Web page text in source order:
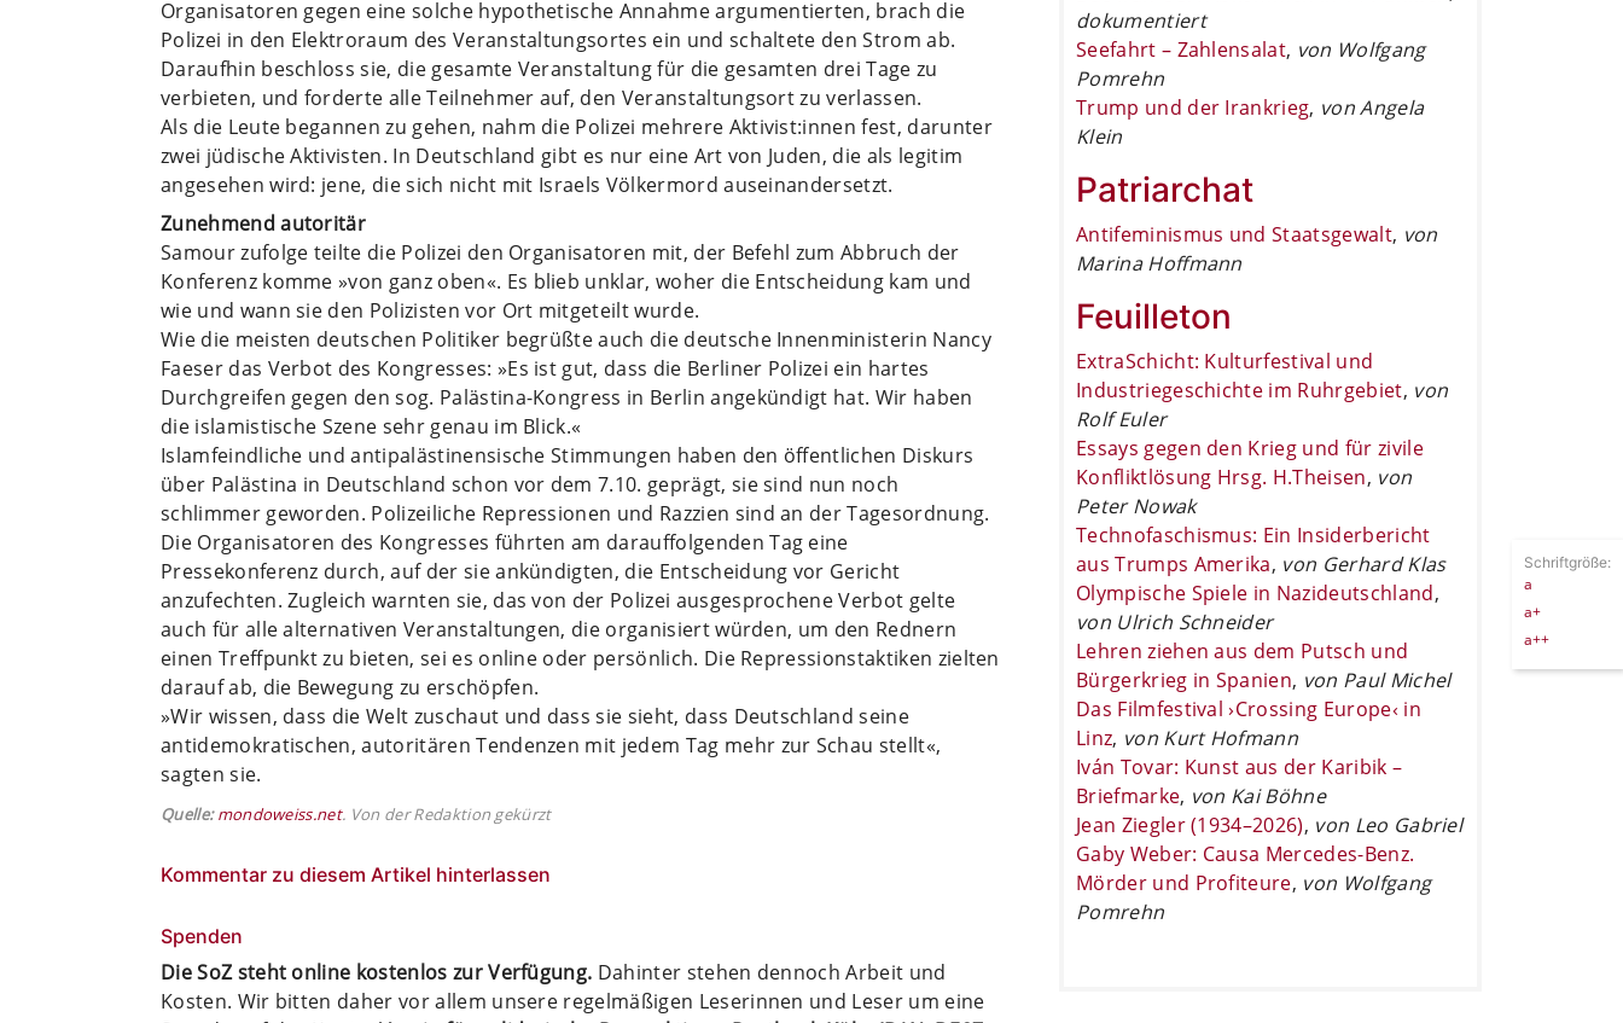
Organisatoren gegen eine solche hypothetische Annahme argumentierten, brach die
Polizei in den Elektroraum des Veranstaltungsortes ein und schaltete den Strom ab.
Daraufhin beschloss sie, die gesamte Veranstaltung für die gesamten drei Tage zu
verbieten, und forderte alle Teilnehmer auf, den Veranstaltungsort zu verlassen.
Als die Leute begannen zu gehen, nahm die Polizei mehrere Aktivist:innen fest, darunter
zwei jüdische Aktivisten. In Deutschland gibt es nur eine Art von Juden, die als legitim
angesehen wird: jene, die sich nicht mit Israels Völkermord auseinandersetzt.
Zunehmend autoritär
Samour zufolge teilte die Polizei den Organisatoren mit, der Befehl zum Abbruch der
Konferenz komme »von ganz oben«. Es blieb unklar, woher die Entscheidung kam und
wie und wann sie den Polizisten vor Ort mitgeteilt wurde.
Wie die meisten deutschen Politiker begrüßte auch die deutsche Innenministerin Nancy
Faeser das Verbot des Kongresses: »Es ist gut, dass die Berliner Polizei ein hartes
Durchgreifen gegen den sog. Palästina-Kongress in Berlin angekündigt hat. Wir haben
die islamistische Szene sehr genau im Blick.«
Islamfeindliche und antipalästinensische Stimmungen haben den öffentlichen Diskurs
über Palästina in Deutschland schon vor dem 7.10. geprägt, sie sind nun noch
schlimmer geworden. Polizeiliche Repressionen und Razzien sind an der Tagesordnung.
Die Organisatoren des Kongresses führten am darauffolgenden Tag eine
Pressekonferenz durch, auf der sie ankündigten, die Entscheidung vor Gericht
anzufechten. Zugleich warnten sie, das von der Polizei ausgesprochene Verbot gelte
auch für alle alternativen Veranstaltungen, die organisiert würden, um den Rednern
einen Treffpunkt zu bieten, sei es online oder persönlich. Die Repressionstaktiken zielten
darauf ab, die Bewegung zu erschöpfen.
»Wir wissen, dass die Welt zuschaut und dass sie sieht, dass Deutschland seine
antidemokratischen, autoritären Tendenzen mit jedem Tag mehr zur Schau stellt«,
sagten sie.
Quelle: mondoweiss.net. Von der Redaktion gekürzt
Kommentar zu diesem Artikel hinterlassen
Spenden
Die SoZ steht online kostenlos zur Verfügung. Dahinter stehen dennoch Arbeit und
Kosten. Wir bitten daher vor allem unsere regelmäßigen Leserinnen und Leser um eine
dokumentiert
Seefahrt – Zahlensalat, von Wolfgang
Pomrehn
Trump und der Irankrieg, von Angela
Klein
Patriarchat
Antifeminismus und Staatsgewalt, von
Marina Hoffmann
Feuilleton
ExtraSchicht: Kulturfestival und
Industriegeschichte im Ruhrgebiet, von
Rolf Euler
Essays gegen den Krieg und für zivile
Konfliktlösung Hrsg. H.Theisen, von
Peter Nowak
Technofaschismus: Ein Insiderbericht
aus Trumps Amerika, von Gerhard Klas
Olympische Spiele in Nazideutschland,
von Ulrich Schneider
Lehren ziehen aus dem Putsch und
Bürgerkrieg in Spanien, von Paul Michel
Das Filmfestival ›Crossing Europe‹ in
Linz, von Kurt Hofmann
Iván Tovar: Kunst aus der Karibik –
Briefmarke, von Kai Böhne
Jean Ziegler (1934–2026), von Leo Gabriel
Gaby Weber: Causa Mercedes-Benz.
Mörder und Profiteure, von Wolfgang
Pomrehn
Schriftgröße:
a
a+
a++